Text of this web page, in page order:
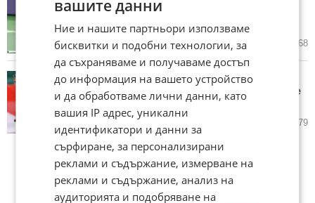
признание преди Мастърса в
Мадрид
13.04.2026 2 068
Яник Синер сломи Карлос
Алкарас и седна на трона Монте
12.04.2026 2 279
вашите данни
Ние и нашите партньори използваме
бисквитки и подобни технологии, за
да съхраняваме и получаваме достъп
до информация на вашето устройство
и да обработваме лични данни, като
вашия IP адрес, уникални
идентификатори и данни за
сърфиране, за персонализирани
реклами и съдържание, измерване на
реклами и съдържание, анализ на
аудиторията и подобряване на